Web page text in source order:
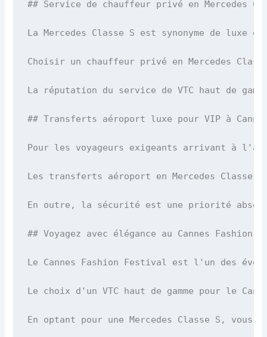
## Service de chauffeur privé en Mercedes
La Mercedes Classe S est synonyme de
Choisir un chauffeur privé en Mercedes
La réputation du service de VTC haut de
## Transferts aéroport luxe pour VIP à
Pour les voyageurs exigeants arrivant à
Les transferts aéroport en Mercedes
En outre, la sécurité est une priorité
## Voyagez avec élégance au Cannes Fashion
Le Cannes Fashion Festival est l'un des
Le choix d'un VTC haut de gamme pour le
En optant pour une Mercedes Classe S,